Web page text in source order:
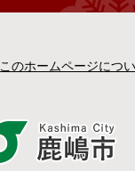
このホームページにつ